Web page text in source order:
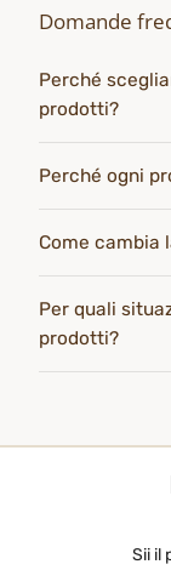
Domande
Perché
prodotti?
Perché ogni
Come cambia
Per quali
prodotti?
Sii il